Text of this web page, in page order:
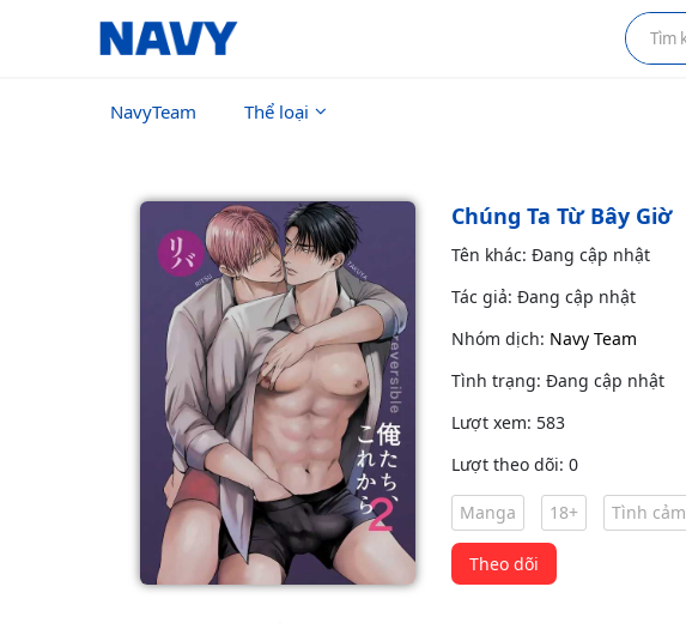
NavyTeam Thể loại
Chúng Ta Từ Bây Giờ
Tên khác: Đang cập nhật
Tác giả: Đang cập nhật
Nhóm dịch: Navy Team
Tình trạng: Đang cập nhật
Lượt xem: 583
Lượt theo dõi: 0
Manga 18+ Tình cảm
Theo dõi